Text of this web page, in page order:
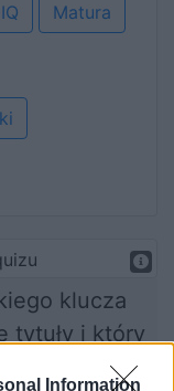
Information
Matura
klucza
tytuły i który
znaleźć?